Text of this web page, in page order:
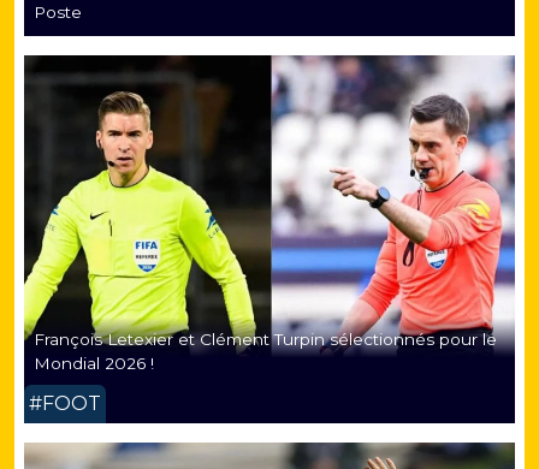
Poste
François Letexier et Clément Turpin sélectionnés pour le
Mondial 2026 !
#FOOT